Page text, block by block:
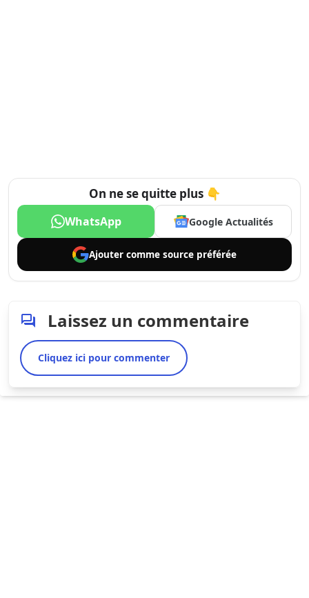
On ne se quitte plus 👇
WhatsApp Google Actualités
Ajouter comme source préférée
Laissez un commentaire
Cliquez ici pour commenter